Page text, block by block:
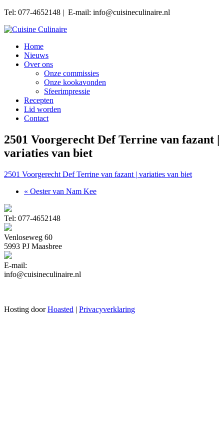
Tel: 077-4652148 | E-mail: info@cuisineculinaire.nl
Home
Nieuws
Over ons
Onze commissies
Onze kookavonden
Sfeerimpressie
Recepten
Lid worden
Contact
2501 Voorgerecht Def Terrine van fazant |
variaties van biet
2501 Voorgerecht Def Terrine van fazant | variaties van biet
« Oester van Nam Kee
Tel: 077-4652148
Venloseweg 60
5993 PJ Maasbree
E-mail:
info@cuisineculinaire.nl
Hosting doorHoasted | Privacyverklaring